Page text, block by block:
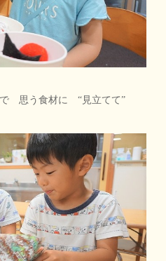
思う食材に “見立てて”